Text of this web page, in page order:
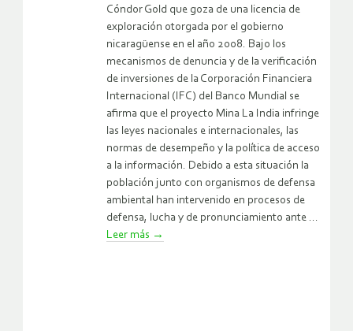
Cóndor Gold que goza de una licencia de
exploración otorgada por el gobierno
nicaragüense en el año 2008. Bajo los
mecanismos de denuncia y de la verificación
de inversiones de la Corporación Financiera
Internacional (IFC) del Banco Mundial se
afirma que el proyecto Mina La India infringe
las leyes nacionales e internacionales, las
normas de desempeño y la política de acceso
a la información. Debido a esta situación la
población junto con organismos de defensa
ambiental han intervenido en procesos de
defensa, lucha y de pronunciamiento ante ...
Leer más →